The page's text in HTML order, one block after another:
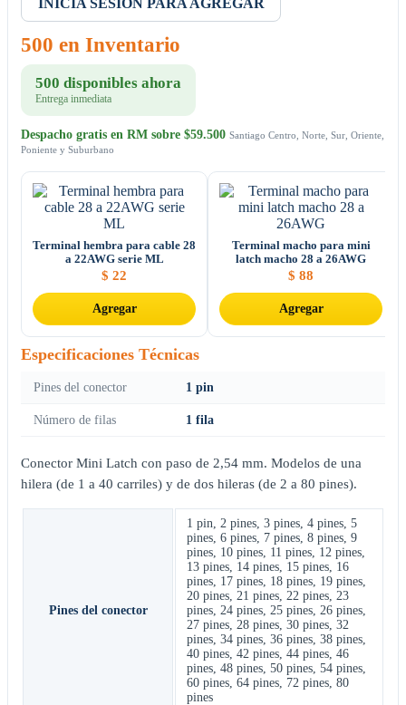
INICIA SESION PARA AGREGAR
500 en Inventario
500 disponibles ahora
Entrega inmediata
Despacho gratis en RM sobre $59.500 Santiago Centro, Norte, Sur, Oriente,
Poniente y Suburbano
Terminal hembra para cable 28
a 22AWG serie ML
$ 22
Agregar
Terminal macho para mini
latch macho 28 a 26AWG
$ 88
Agregar
Especificaciones Técnicas
Pines del conector 1 pin
Número de filas 1 fila
Conector Mini Latch con paso de 2,54 mm. Modelos de una
hilera (de 1 a 40 carriles) y de dos hileras (de 2 a 80 pines).
Pines del conector
1 pin 2 pines 3 pines 4 pines 5
pines 6 pines 7 pines 8 pines 9
pines 10 pines 11 pines 12 pines
13 pines 14 pines 15 pines 16
pines 17 pines 18 pines 19 pines
20 pines 21 pines 22 pines 23
pines 24 pines 25 pines 26 pines
27 pines 28 pines 30 pines 32
pines 34 pines 36 pines 38 pines
40 pines 42 pines 44 pines 46
pines 48 pines 50 pines 54 pines
60 pines 64 pines 72 pines 80
pines